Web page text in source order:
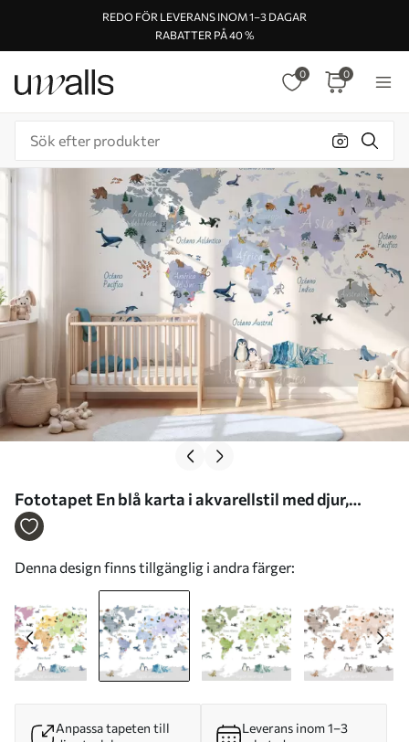
REDO FÖR LEVERANS INOM 1–3 DAGAR
RABATTER PÅ 40 %
0 0
Fototapet En blå karta i akvarellstil med djur,
växter och arkitektur. Text på spanska Nr.
Denna design finns tillgänglig i andra färger:
Anpassa tapeten till
Leverans inom 1–3